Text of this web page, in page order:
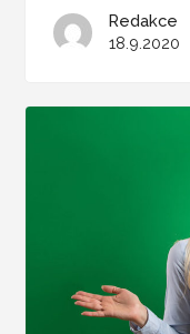
Redakce
18.9.2020